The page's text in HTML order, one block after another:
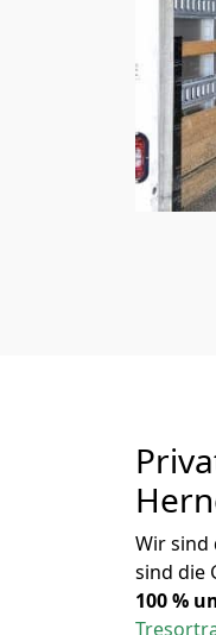
Wir
sind die
100 %